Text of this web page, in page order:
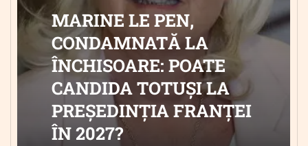
MARINE LE PEN,
CONDAMNATĂ LA
ÎNCHISOARE: POATE
CANDIDA TOTUȘI LA
PREȘEDINȚIA FRANȚEI
ÎN 2027?